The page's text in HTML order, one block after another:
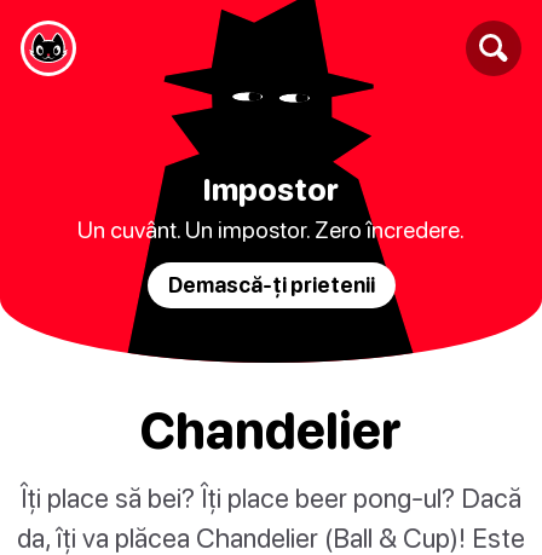
Impostor
Un cuvânt. Un impostor. Zero încredere.
Demască-ți prietenii
Chandelier
Îți place să bei? Îți place beer pong-ul? Dacă
da, îți va plăcea Chandelier (Ball & Cup)! Este